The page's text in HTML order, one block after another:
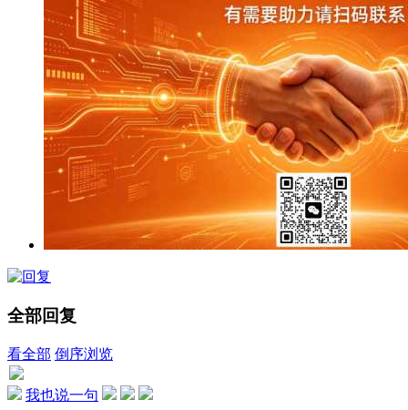
全部回复
看全部 倒序浏览
我也说一句